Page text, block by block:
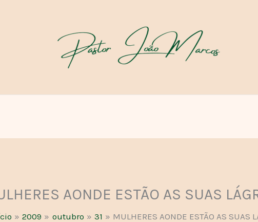
AONDE ESTÃO AS SUAS
2009 outubro 31
MULHERES AONDE ESTÃO AS SUAS